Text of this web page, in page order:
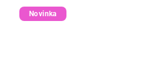
Novinka